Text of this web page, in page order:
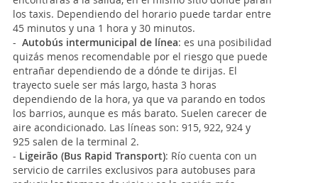
los taxis. Dependiendo del horario puede tardar entre
45 minutos y una 1 hora y 30 minutos.
- Autobús intermunicipal de línea: es una posibilidad
quizás menos recomendable por el riesgo que puede
entrañar dependiendo de a dónde te dirijas. El
trayecto suele ser más largo, hasta 3 horas
dependiendo de la hora, ya que va parando en todos
los barrios, aunque es más barato. Suelen carecer de
aire acondicionado. Las líneas son: 915, 922, 924 y
925 salen de la terminal 2.
- Ligeirão (Bus Rapid Transport): Río cuenta con un
servicio de carriles exclusivos para autobuses para